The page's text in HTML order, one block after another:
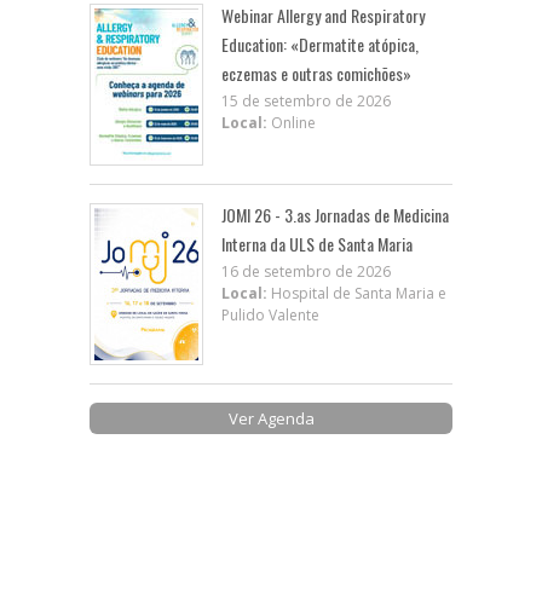
Webinar Allergy and Respiratory
Education: «Dermatite atópica,
eczemas e outras comichões»
15 de setembro de 2026
Local: Online
JOMI 26 - 3.as Jornadas de Medicina
Interna da ULS de Santa Maria
16 de setembro de 2026
Local: Hospital de Santa Maria e
Pulido Valente
Ver Agenda